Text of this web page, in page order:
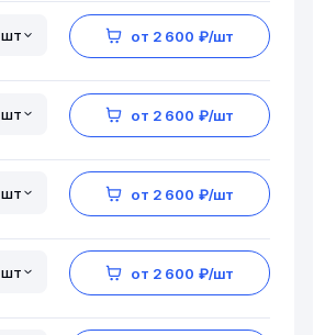
шт от 2 600 ₽/шт
шт от 2 600 ₽/шт
шт от 2 600 ₽/шт
шт от 2 600 ₽/шт